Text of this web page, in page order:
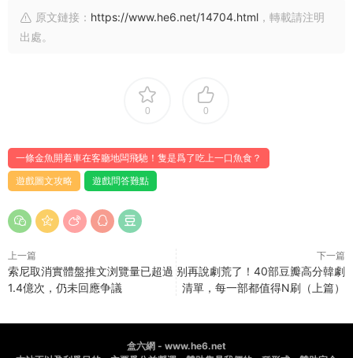
原文鏈接： https://www.he6.net/14704.html ，轉載請注明
出處。
0 0
一條金魚開着車在客廳地闆飛馳！隻是爲了吃上一口魚食？
遊戲圖文攻略
遊戲問答難點
上一篇
索尼取消實體盤推文浏覽量已超過
1.4億次，仍未回應争議
下一篇
别再說劇荒了！40部豆瓣高分韓劇
清單，每一部都值得N刷（上篇）
盒六網 - www.he6.net